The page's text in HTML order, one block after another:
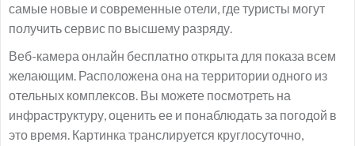
самые новые и современные отели, где туристы могут
получить сервис по высшему разряду.
Веб-камера онлайн бесплатно открыта для показа всем
желающим. Расположена она на территории одного из
отельных комплексов. Вы можете посмотреть на
инфраструктуру, оценить ее и понаблюдать за погодой в
это время. Картинка транслируется круглосуточно,